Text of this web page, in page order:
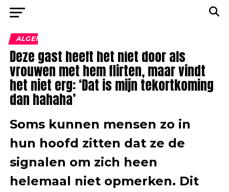
ALGEMEEN
Deze gast heeft het niet door als
vrouwen met hem flirten, maar vindt
het niet erg: ‘Dat is mijn tekortkoming
dan hahaha’
Soms kunnen mensen zo in
hun hoofd zitten dat ze de
signalen om zich heen
helemaal niet opmerken. Dit